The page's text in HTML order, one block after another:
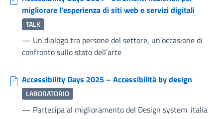
migliorare l'esperienza di siti web e servizi digitali
TALK
— Un dialogo tra persone del settore, un’occasione di
confronto sullo stato dell’arte
Accessibility Days 2025 – Accessibilità by design
LABORATORIO
— Partecipa al miglioramento del Design system .italia